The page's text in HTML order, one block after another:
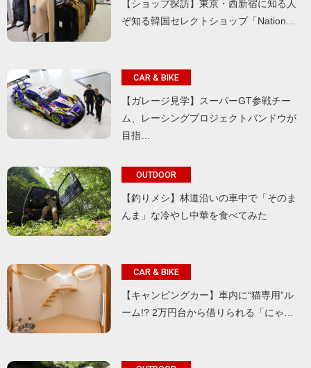
【ショップ探訪】東京・西新宿に知る人
ぞ知る韓国セレクトショップ「Nation…
CAR & BIKE
【ガレージ見学】スーパーGT参戦チー
ム、レーシングプロジェクトバンドウが
目指…
OUTDOOR
【釣りメシ】林道沿いの車中で「そのま
んま」な冷やし中華を食べてみた
CAR & BIKE
【キャンピングカー】車内に“猫専用”ル
ーム!? 2万円台から借りられる「にゃ…